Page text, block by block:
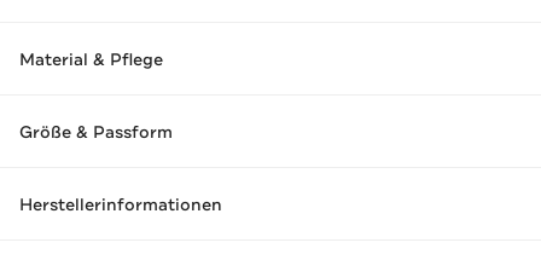
Material & Pflege
Größe & Passform
Herstellerinformationen